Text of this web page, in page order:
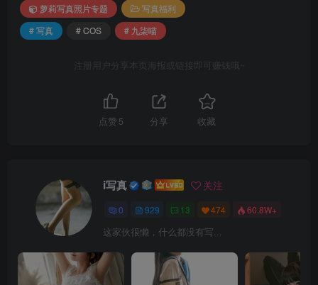
萝莉写真照片专题
写真福利
# 写真
# COS # 九柒喵
注册用户分享本页海报或链接即可赚钱哦~
点赞 5 分享 收藏
i写真 关注
0 929 13 474 60.8W+
这家伙很懒，什么都没有写...